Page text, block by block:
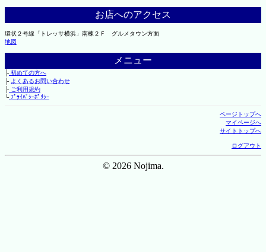
お店へのアクセス
環状２号線「トレッサ横浜」南棟２Ｆ グルメタウン方面
地図
メニュー
├初めての方へ
├ よくあるお問い合わせ
├ご利用規約
└ﾌﾟﾗｲﾊﾞｼｰﾎﾟﾘｼｰ
ページトップへ
マイページへ
サイトトップへ
ログアウト
© 2026 Nojima.